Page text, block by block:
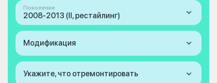
Поколение
2008-2013 (II, рестайлинг)
Модификация
Укажите, что отремонтировать